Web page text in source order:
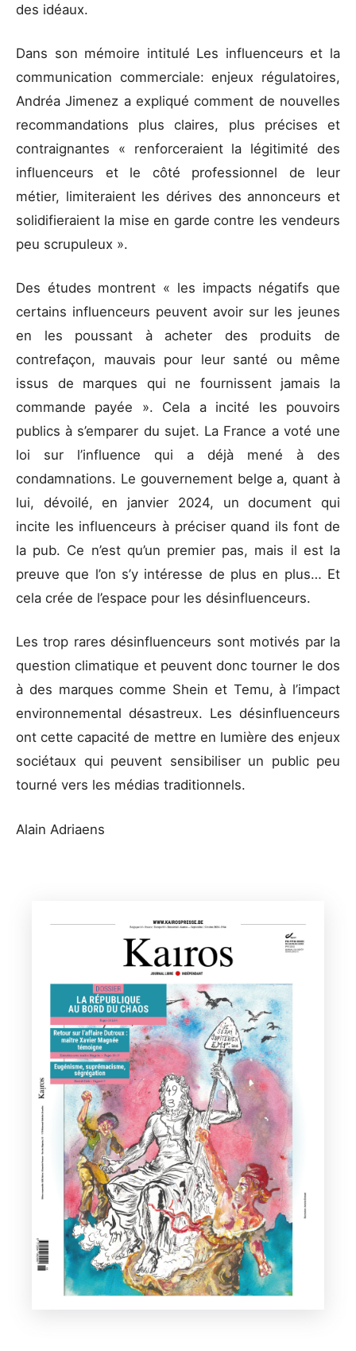
des idéaux.
Dans son mémoire intitulé Les influenceurs et la
communication commerciale: enjeux régulatoires,
Andréa Jimenez a expliqué comment de nouvelles
recommandations plus claires, plus précises et
contraignantes « renforceraient la légitimité des
influenceurs et le côté professionnel de leur
métier, limiteraient les dérives des annonceurs et
solidifieraient la mise en garde contre les vendeurs
peu scrupuleux ».
Des études montrent « les impacts négatifs que
certains influenceurs peuvent avoir sur les jeunes
en les poussant à acheter des produits de
contrefaçon, mauvais pour leur santé ou même
issus de marques qui ne fournissent jamais la
commande payée ». Cela a incité les pouvoirs
publics à s’emparer du sujet. La France a voté une
loi sur l’influence qui a déjà mené à des
condamnations. Le gouvernement belge a, quant à
lui, dévoilé, en janvier 2024, un document qui
incite les influenceurs à préciser quand ils font de
la pub. Ce n’est qu’un premier pas, mais il est la
preuve que l’on s’y intéresse de plus en plus… Et
cela crée de l’espace pour les désinfluenceurs.
Les trop rares désinfluenceurs sont motivés par la
question climatique et peuvent donc tourner le dos
à des marques comme Shein et Temu, à l’impact
environnemental désastreux. Les désinfluenceurs
ont cette capacité de mettre en lumière des enjeux
sociétaux qui peuvent sensibiliser un public peu
tourné vers les médias traditionnels.
Alain Adriaens